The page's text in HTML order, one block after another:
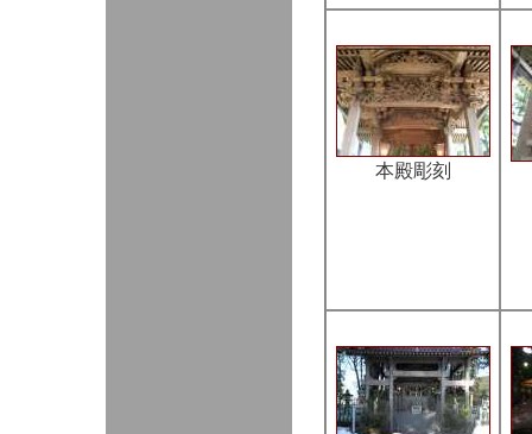
本殿彫刻